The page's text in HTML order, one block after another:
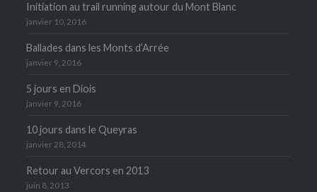
Initiation au trail running autour du Mont Blanc
janvier 10, 2016
Ballades dans les Monts d’Arrée
janvier 9, 2016
5 jours en Diois
janvier 9, 2016
10 jours dans le Queyras
janvier 28, 2014
Retour au Vercors en 2013
juin 8, 2013